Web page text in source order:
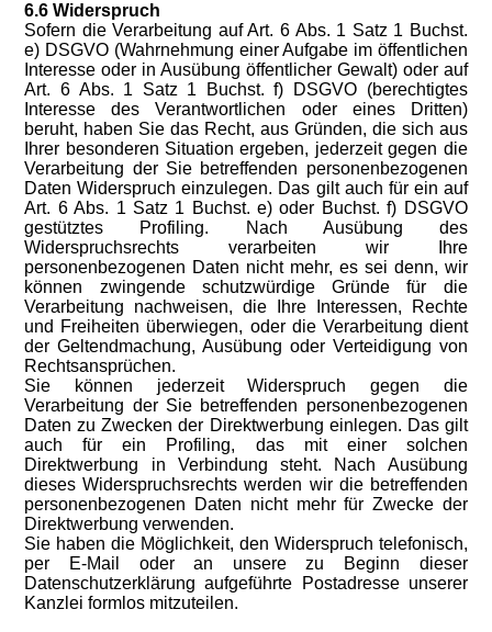
6.6 Widerspruch
Sofern die Verarbeitung auf Art. 6 Abs. 1 Satz 1 Buchst.
e) DSGVO (Wahrnehmung einer Aufgabe im öffentlichen
Interesse oder in Ausübung öffentlicher Gewalt) oder auf
Art. 6 Abs. 1 Satz 1 Buchst. f) DSGVO (berechtigtes
Interesse des Verantwortlichen oder eines Dritten)
beruht, haben Sie das Recht, aus Gründen, die sich aus
Ihrer besonderen Situation ergeben, jederzeit gegen die
Verarbeitung der Sie betreffenden personenbezogenen
Daten Widerspruch einzulegen. Das gilt auch für ein auf
Art. 6 Abs. 1 Satz 1 Buchst. e) oder Buchst. f) DSGVO
gestütztes Profiling. Nach Ausübung des
Widerspruchsrechts verarbeiten wir Ihre
personenbezogenen Daten nicht mehr, es sei denn, wir
können zwingende schutzwürdige Gründe für die
Verarbeitung nachweisen, die Ihre Interessen, Rechte
und Freiheiten überwiegen, oder die Verarbeitung dient
der Geltendmachung, Ausübung oder Verteidigung von
Rechtsansprüchen.
Sie können jederzeit Widerspruch gegen die
Verarbeitung der Sie betreffenden personenbezogenen
Daten zu Zwecken der Direktwerbung einlegen. Das gilt
auch für ein Profiling, das mit einer solchen
Direktwerbung in Verbindung steht. Nach Ausübung
dieses Widerspruchsrechts werden wir die betreffenden
personenbezogenen Daten nicht mehr für Zwecke der
Direktwerbung verwenden.
Sie haben die Möglichkeit, den Widerspruch telefonisch,
per E-Mail oder an unsere zu Beginn dieser
Datenschutzerklärung aufgeführte Postadresse unserer
Kanzlei formlos mitzuteilen.